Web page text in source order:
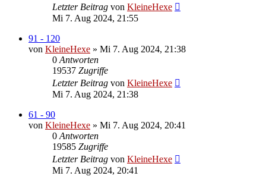
Letzter Beitrag von KleineHexe
Mi 7. Aug 2024, 21:55
91 - 120
von KleineHexe » Mi 7. Aug 2024, 21:38
0 Antworten
19537 Zugriffe
Letzter Beitrag von KleineHexe
Mi 7. Aug 2024, 21:38
61 - 90
von KleineHexe » Mi 7. Aug 2024, 20:41
0 Antworten
19585 Zugriffe
Letzter Beitrag von KleineHexe
Mi 7. Aug 2024, 20:41